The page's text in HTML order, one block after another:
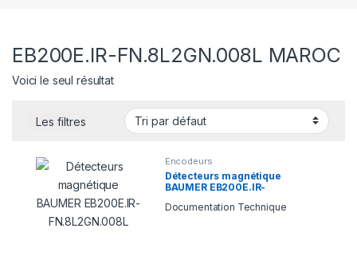
EB200E.IR-FN.8L2GN.008L MAROC
Voici le seul résultat
Les filtres
Encodeurs
Détecteurs magnétique
BAUMER EB200E.IR-
Documentation Technique